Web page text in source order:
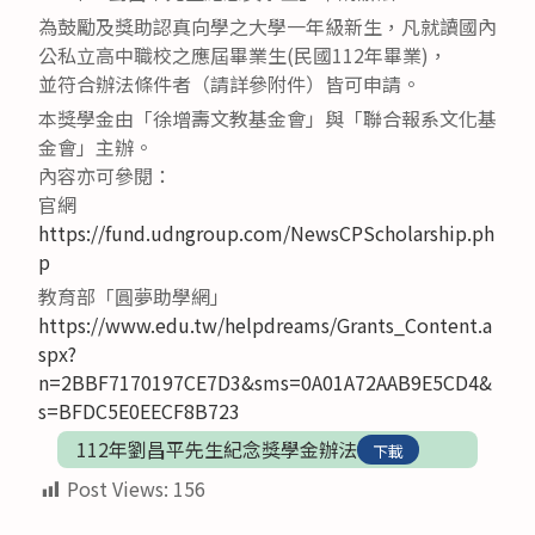
為鼓勵及獎助認真向學之大學一年級新生，凡就讀國內
公私立高中職校之應屆畢業生(民國112年畢業)，
並符合辦法條件者（請詳參附件）皆可申請。
本獎學金由「徐增壽文教基金會」與「聯合報系文化基
金會」主辦。
內容亦可參閱：
官網
https://fund.udngroup.com/NewsCPScholarship.ph
p
教育部「圓夢助學網」
https://www.edu.tw/helpdreams/Grants_Content.a
spx?
n=2BBF7170197CE7D3&sms=0A01A72AAB9E5CD4&
s=BFDC5E0EECF8B723
112年劉昌平先生紀念獎學金辦法
下載
Post Views: 156